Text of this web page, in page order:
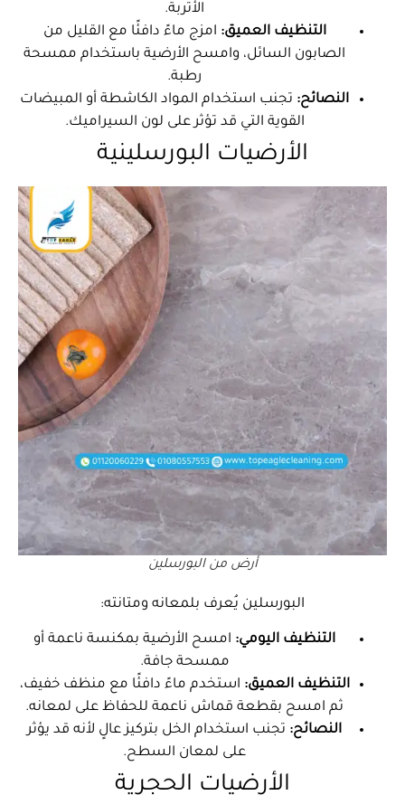
الأتربة.
التنظيف العميق: امزج ماءً دافئًا مع القليل من
الصابون السائل، وامسح الأرضية باستخدام ممسحة
رطبة.
النصائح: تجنب استخدام المواد الكاشطة أو المبيضات
القوية التي قد تؤثر على لون السيراميك.
الأرضيات البورسلينية
أرض من البورسلين
البورسلين يُعرف بلمعانه ومتانته:
التنظيف اليومي: امسح الأرضية بمكنسة ناعمة أو
ممسحة جافة.
التنظيف العميق: استخدم ماءً دافئًا مع منظف خفيف،
ثم امسح بقطعة قماش ناعمة للحفاظ على لمعانه.
النصائح: تجنب استخدام الخل بتركيز عالٍ لأنه قد يؤثر
على لمعان السطح.
الأرضيات الحجرية